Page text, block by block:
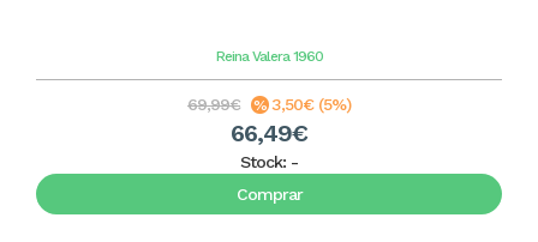
Reina Valera 1960
69,99€ 3,50€ (5%)
66,49€
Stock: -
Comprar